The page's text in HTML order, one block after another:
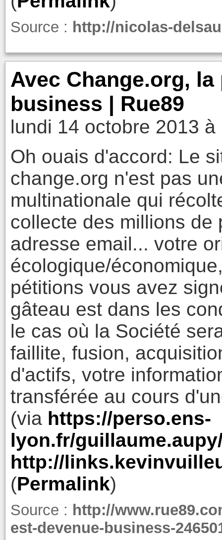
Source : http://nicolas-
Avec Change.org,
business | Rue89
lundi 14 octobre 2013 à
Oh ouais d'accord: Le
change.org n'est pas
multinationale qui
collecte des millions de
adresse email... votre
écologique/
pétitions vous avez
gâteau est dans les
le cas où la Société
faillite, fusion,
d'actifs, votre
transférée au cours
(via https://perso.ens-
lyon.fr/
http://
(Permalink)
Source : http://
est-devenue-business-